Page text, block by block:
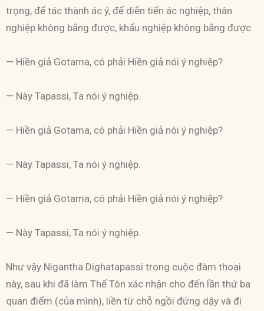
trọng, để tác thành ác ý, để diễn tiến ác nghiệp, thân
nghiệp không bằng được, khẩu nghiệp không bằng được.
— Hiền giả Gotama, có phải Hiền giả nói ý nghiệp?
— Này Tapassi, Ta nói ý nghiệp.
— Hiền giả Gotama, có phải Hiền giả nói ý nghiệp?
— Này Tapassi, Ta nói ý nghiệp.
— Hiền giả Gotama, có phải Hiền giả nói ý nghiệp?
— Này Tapassi, Ta nói ý nghiệp.
Như vậy Nigantha Dighatapassi trong cuộc đàm thoại
này, sau khi đã làm Thế Tôn xác nhận cho đến lần thứ ba
quan điểm (của mình), liền từ chỗ ngồi đứng dậy và đi